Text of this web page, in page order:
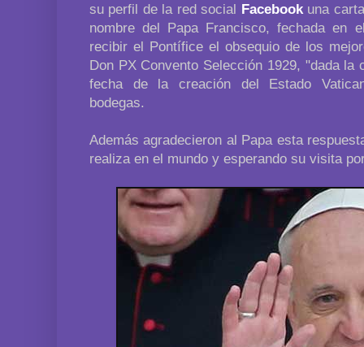
su perfil de la red social Facebook una
nombre del Papa Francisco, fechada en
recibir el Pontífice el obsequio de los
Don PX Convento Selección 1929, "dada la
fecha de la creación del Estado
bodegas.
Además agradecieron al Papa esta
realiza en el mundo y esperando su visita